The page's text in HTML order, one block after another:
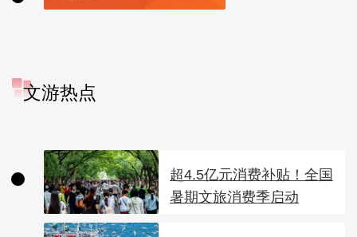
文游热点
超4.5亿元消费补贴！全国
暑期文旅消费季启动